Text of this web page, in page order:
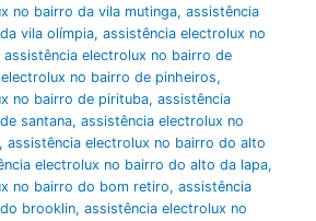
no bairro da vila mutinga, assistência
vila olímpia, assistência electrolux no
assistência electrolux no bairro de
no bairro de pinheiros,
no bairro de pirituba, assistência
santana, assistência electrolux no
, assistência electrolux no bairro do alto
electrolux no bairro do alto da lapa,
no bairro do bom retiro, assistência
brooklin, assistência electrolux no